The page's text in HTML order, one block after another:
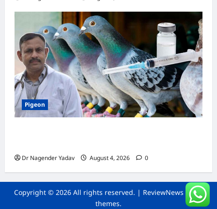
Pigeon
Dr Nagender Yadav August 4, 2026 0
Copyright © 2026 All rights reserved. | ReviewNews by AF
themes.